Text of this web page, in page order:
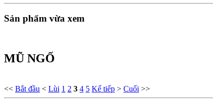
Sản phẩm vừa xem
MŨ NGỐ
<< Bắt đầu < Lùi 1 2 3 4 5 Kế tiếp > Cuối >>